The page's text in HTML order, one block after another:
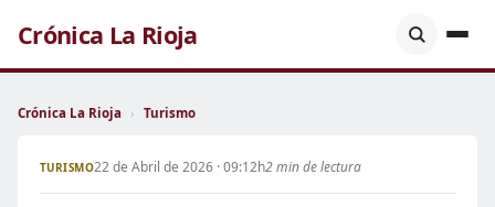
Crónica La Rioja
Crónica La Rioja › Turismo
TURISMO22 de Abril de 2026 · 09:12h2 min de lectura